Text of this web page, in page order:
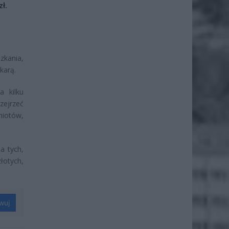
kilku
tych,